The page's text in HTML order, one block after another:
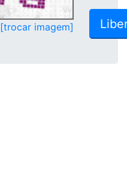
[trocar imagem]